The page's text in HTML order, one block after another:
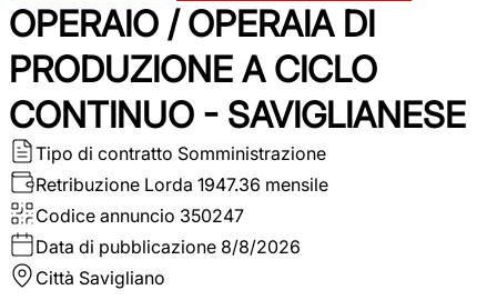
OPERAIO / OPERAIA DI
PRODUZIONE A CICLO
CONTINUO - SAVIGLIANESE
Tipo di contratto Somministrazione
Retribuzione Lorda 1947.36 mensile
Codice annuncio 350247
Data di pubblicazione 8/8/2026
Città Savigliano